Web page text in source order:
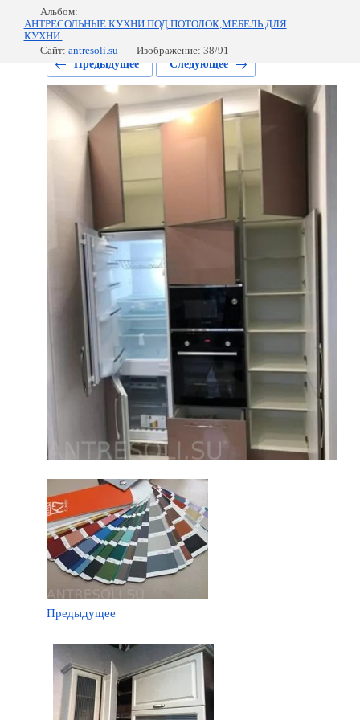
Альбом:
АНТРЕСОЛЬНЫЕ КУХНИ ПОД ПОТОЛОК,МЕБЕЛЬ ДЛЯ
КУХНИ.
Сайт: antresoli.su
Изображение: 38/91
Предыдущее
Следующее
Предыдущее